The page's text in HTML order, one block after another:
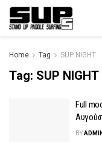
Home Tag SUP NIGHT
Tag: SUP NIGHT
Full
BYADMIN